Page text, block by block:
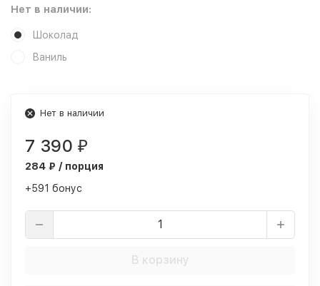
Нет в наличии:
Шоколад
Ваниль
Нет в наличии
7 390 ₽
284 ₽ / порция
+591 бонус
В корзину